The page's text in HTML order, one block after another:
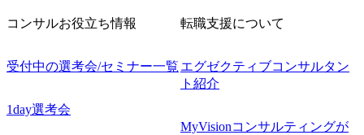
コンサルお役立ち情報
受付中の選考会/セミナー一覧
1day選考会
転職支援について
エグゼクティブコンサルタン
ト紹介
MyVisionコンサルティングが